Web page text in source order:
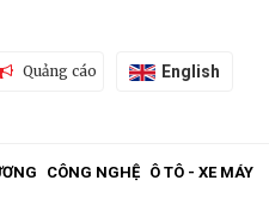
Quảng cáo English
CÔNG NGHỆ Ô TÔ - XE MÁY